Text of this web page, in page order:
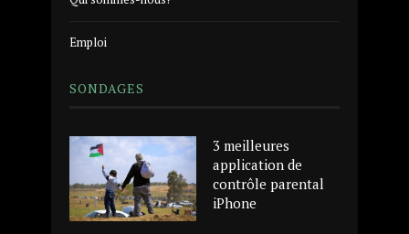
Emploi
SONDAGES
3 meilleures
application de
contrôle parental
iPhone